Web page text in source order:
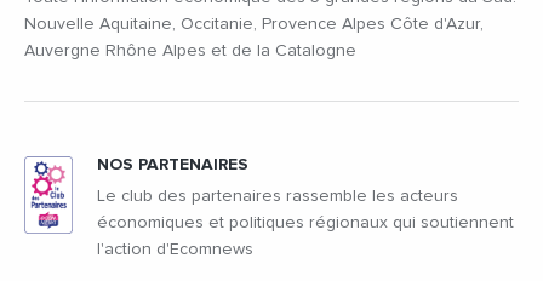
Nouvelle Aquitaine, Occitanie, Provence Alpes Côte d'Azur,
Auvergne Rhône Alpes et de la Catalogne
NOS PARTENAIRES
Le club des partenaires rassemble les acteurs
économiques et politiques régionaux qui soutiennent
l'action d'Ecomnews